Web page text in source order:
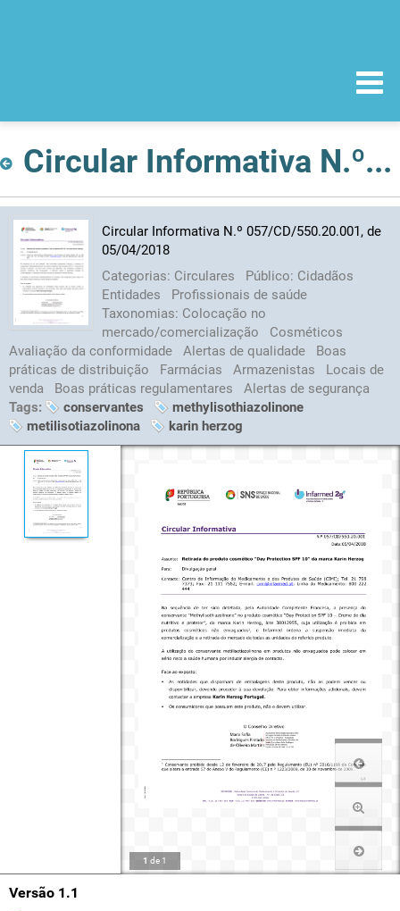
Circular Informativa N.º 057/CD/550.20.001, de 05/04/2018
Circular Informativa N.º 057/CD/550.20.001, de
05/04/2018
Categorias: Circulares Público: Cidadãos
Entidades
Profissionais de saúde
Taxonomias: Colocação no
mercado/comercialização
Cosméticos
Avaliação da conformidade
Alertas de qualidade
Boas
práticas de distribuição
Farmácias Armazenistas
Locais de
venda
Boas práticas regulamentares
Alertas de segurança
Tags:
conservantes
methylisothiazolinone
metilisotiazolinona
karin herzog
1 de 1
Versão 1.1